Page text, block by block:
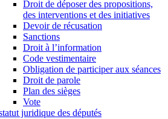
Droit de déposer des propositions,
des interventions et des initiatives
Devoir de récusation
Sanctions
Droit à l’information
Code vestimentaire
Obligation de participer aux séances
Droit de parole
Plan des sièges
Vote
juridique des députés